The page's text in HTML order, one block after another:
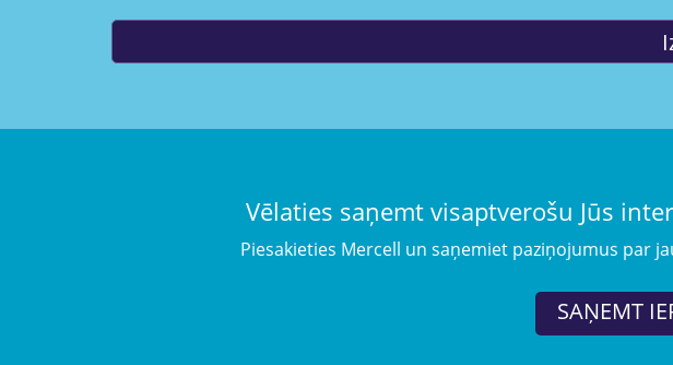
Vēlaties saņemt visaptverošu Jūs
Piesakieties Mercell un saņemiet paziņojumus par
SAŅEMT